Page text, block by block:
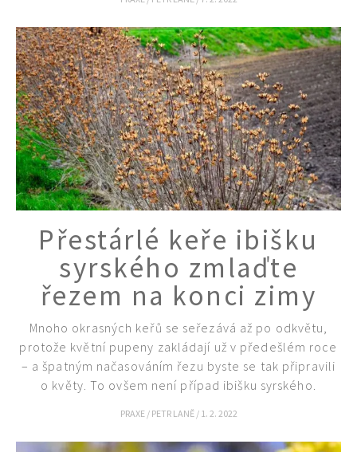
65 Kč
Objednat >
Přestárlé keře ibišku
syrského zmlaďte
řezem na konci zimy
Mnoho okrasných keřů se seřezává až po odkvětu,
protože květní pupeny zakládají už v předešlém roce
– a špatným načasováním řezu byste se tak připravili
o květy. To ovšem není případ ibišku syrského.
PRAXE / PETR LANĚ / 1. 2. 2022